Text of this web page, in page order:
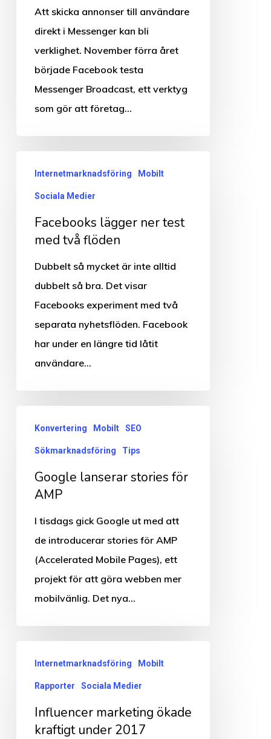
Broadcast
Att skicka annonser till användare
direkt i Messenger kan bli
verklighet. November förra året
började Facebook testa
Messenger Broadcast, ett verktyg
som gör att företag…
läggerInternetmarknadsföring Mobilt
Sociala Medier
Facebooks lägger ner test
med två flöden
Dubbelt så mycket är inte alltid
dubbelt så bra. Det visar
Facebooks experiment med två
separata nyhetsflöden. Facebook
har under en längre tid låtit
användare…
lanserar
stories
AMP
Konvertering Mobilt SEO
Sökmarknadsföring Tips
Google lanserar stories för
AMP
I tisdags gick Google ut med att
de introducerar stories för AMP
(Accelerated Mobile Pages), ett
projekt för att göra webben mer
mobilvänlig. Det nya…
marketing
ökade
kraftigt
under
Internetmarknadsföring Mobilt
Rapporter Sociala Medier
Influencer marketing ökade
kraftigt under 2017